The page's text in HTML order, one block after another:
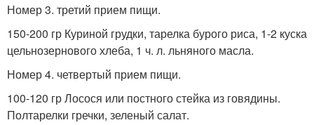
Номер 3. третий прием пищи.
150-200 гр Куриной грудки, тарелка бурого риса, 1-2 куска
цельнозернового хлеба, 1 ч. л. льняного масла.
Номер 4. четвертый прием пищи.
100-120 гр Лосося или постного стейка из говядины.
Полтарелки гречки, зеленый салат.